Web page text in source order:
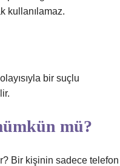
kullanılamaz.
bir suçlu
mü?
Bir kişinin sadece telefon